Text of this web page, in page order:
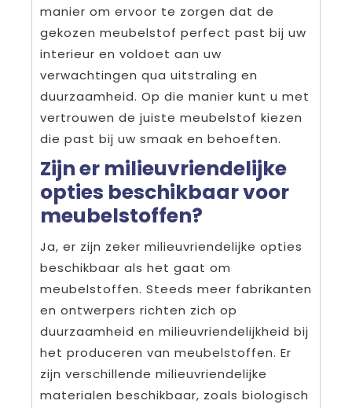
manier om ervoor te zorgen dat de
gekozen meubelstof perfect past bij uw
interieur en voldoet aan uw
verwachtingen qua uitstraling en
duurzaamheid. Op die manier kunt u met
vertrouwen de juiste meubelstof kiezen
die past bij uw smaak en behoeften.
Zijn er milieuvriendelijke
opties beschikbaar voor
meubelstoffen?
Ja, er zijn zeker milieuvriendelijke opties
beschikbaar als het gaat om
meubelstoffen. Steeds meer fabrikanten
en ontwerpers richten zich op
duurzaamheid en milieuvriendelijkheid bij
het produceren van meubelstoffen. Er
zijn verschillende milieuvriendelijke
materialen beschikbaar, zoals biologisch